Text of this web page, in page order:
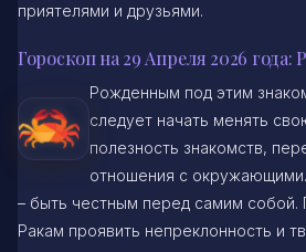
приятелями и друзьями.
Гороскоп на 29 Апреля 2026 года:
Рожденным под этим
следует начать менять
полезность знакомств,
отношения с
– быть честным перед самим собой.
Ракам проявить непреклонность и